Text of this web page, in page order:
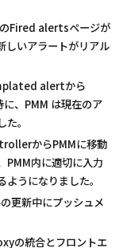
Fired alertsページが
しいアラートがリアル
alertから
、PMM は現在のア
。
からPMMに移動
PMM内に適切に入力
うになりました。
更新中にプッシュメ
の統合とフロントエ